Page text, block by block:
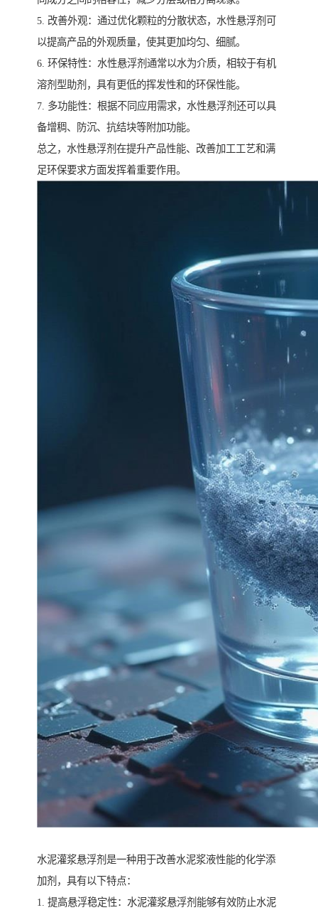
5. 改善外观：通过优化颗粒的分散状态，水性悬浮剂可
以提高产品的外观质量，使其更加均匀、细腻。
6. 环保特性：水性悬浮剂通常以水为介质，相较于有机
溶剂型助剂，具有更低的挥发性和的环保性能。
7. 多功能性：根据不同应用需求，水性悬浮剂还可以具
备增稠、防沉、抗结块等附加功能。
总之，水性悬浮剂在提升产品性能、改善加工工艺和满
足环保要求方面发挥着重要作用。
水泥灌浆悬浮剂是一种用于改善水泥浆液性能的化学添
加剂，具有以下特点：
1. 提高悬浮稳定性：水泥灌浆悬浮剂能够有效防止水泥